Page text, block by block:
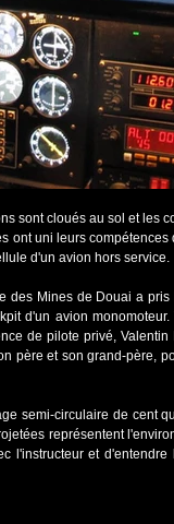
ont uni leurs
d'un avion hors service.
d'un avion
de pilote privé,
père et son grand-père,
représentent
l'instructeur et